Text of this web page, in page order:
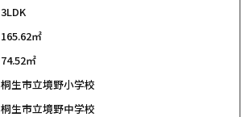
3LDK
165.62㎡
74.52㎡
桐生市立境野小学校
桐生市立境野中学校